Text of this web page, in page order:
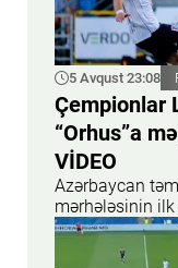
5 Avqust 23:08
Çempionlar
“Orhus”a
VİDEO
Azərbaycan
mərhələsinin